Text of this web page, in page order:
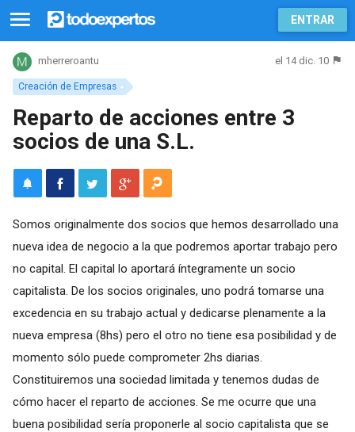
ENTRAR
Creación de Empresas
mherreroantu el 14 dic. 10
Reparto de acciones entre 3
socios de una S.L.
Somos originalmente dos socios que hemos desarrollado una
nueva idea de negocio a la que podremos aportar trabajo pero
no capital. El capital lo aportará íntegramente un socio
capitalista. De los socios originales, uno podrá tomarse una
excedencia en su trabajo actual y dedicarse plenamente a la
nueva empresa (8hs) pero el otro no tiene esa posibilidad y de
momento sólo puede comprometer 2hs diarias.
Constituiremos una sociedad limitada y tenemos dudas de
cómo hacer el reparto de acciones. Se me ocurre que una
buena posibilidad sería proponerle al socio capitalista que se